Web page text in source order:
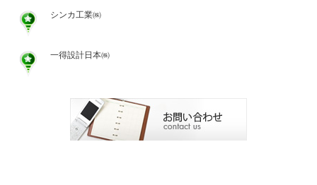
シンカ工業㈱
一得設計日本㈱